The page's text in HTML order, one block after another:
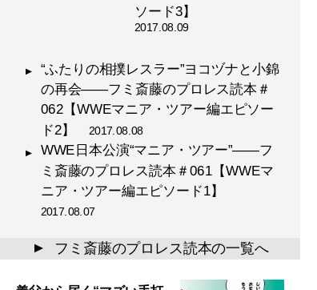
ソード3】
2017.08.09
“ふたりの相撲レスラー”ヨコヅナと小錦
の再会――フミ斎藤のプロレス読本＃
062【WWEマニア・ツアー編エピソー
ド2】
2017.08.08
WWE日本公演“マニア・ツアー”――フ
ミ斎藤のプロレス読本＃061【WWEマ
ニア・ツアー編エピソード1】
2017.08.07
▲ フミ斎藤のプロレス読本の一覧へ